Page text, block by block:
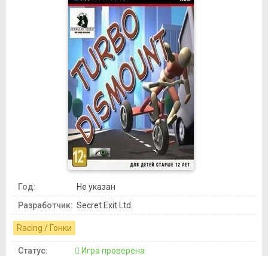
Год:
Не указан
Разработчик: Secret Exit Ltd.
Racing / Гонки
Статус: Игра проверена